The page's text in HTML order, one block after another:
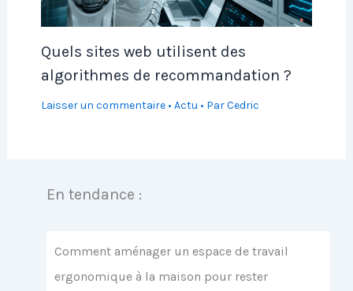
Quels sites web utilisent des
algorithmes de recommandation ?
Laisser un commentaire • Actu • ParCedric
En tendance :
Comment aménager un espace de travail
ergonomique à la maison pour rester